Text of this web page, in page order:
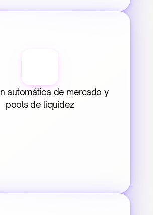
automática de mercado y
pools de liquidez